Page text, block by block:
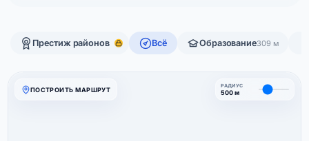
Престиж районов Всё Образование309 м
ПОСТРОИТЬ МАРШРУТ РАДИУС
500 м